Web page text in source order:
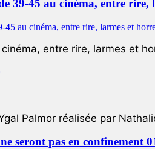
39-45 au cinéma, entre rire,
entre rire, larmes et
Palmor réalisée par
seront pas en confinement